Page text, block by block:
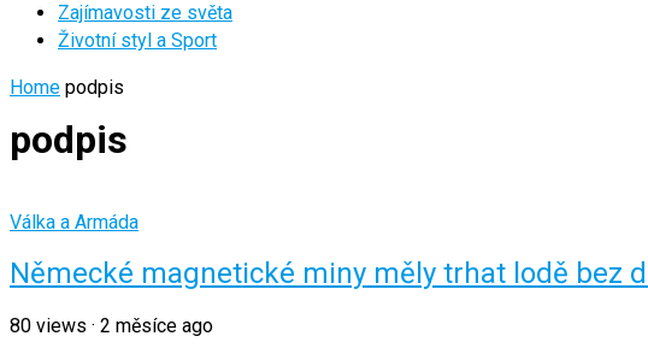
Zajímavosti ze světa
Životní styl a Sport
Home podpis
podpis
Válka a Armáda
Německé magnetické miny měly trhat lodě bez
80 views · 2 měsíce ago